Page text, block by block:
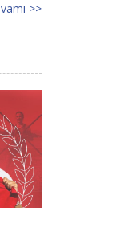
>>